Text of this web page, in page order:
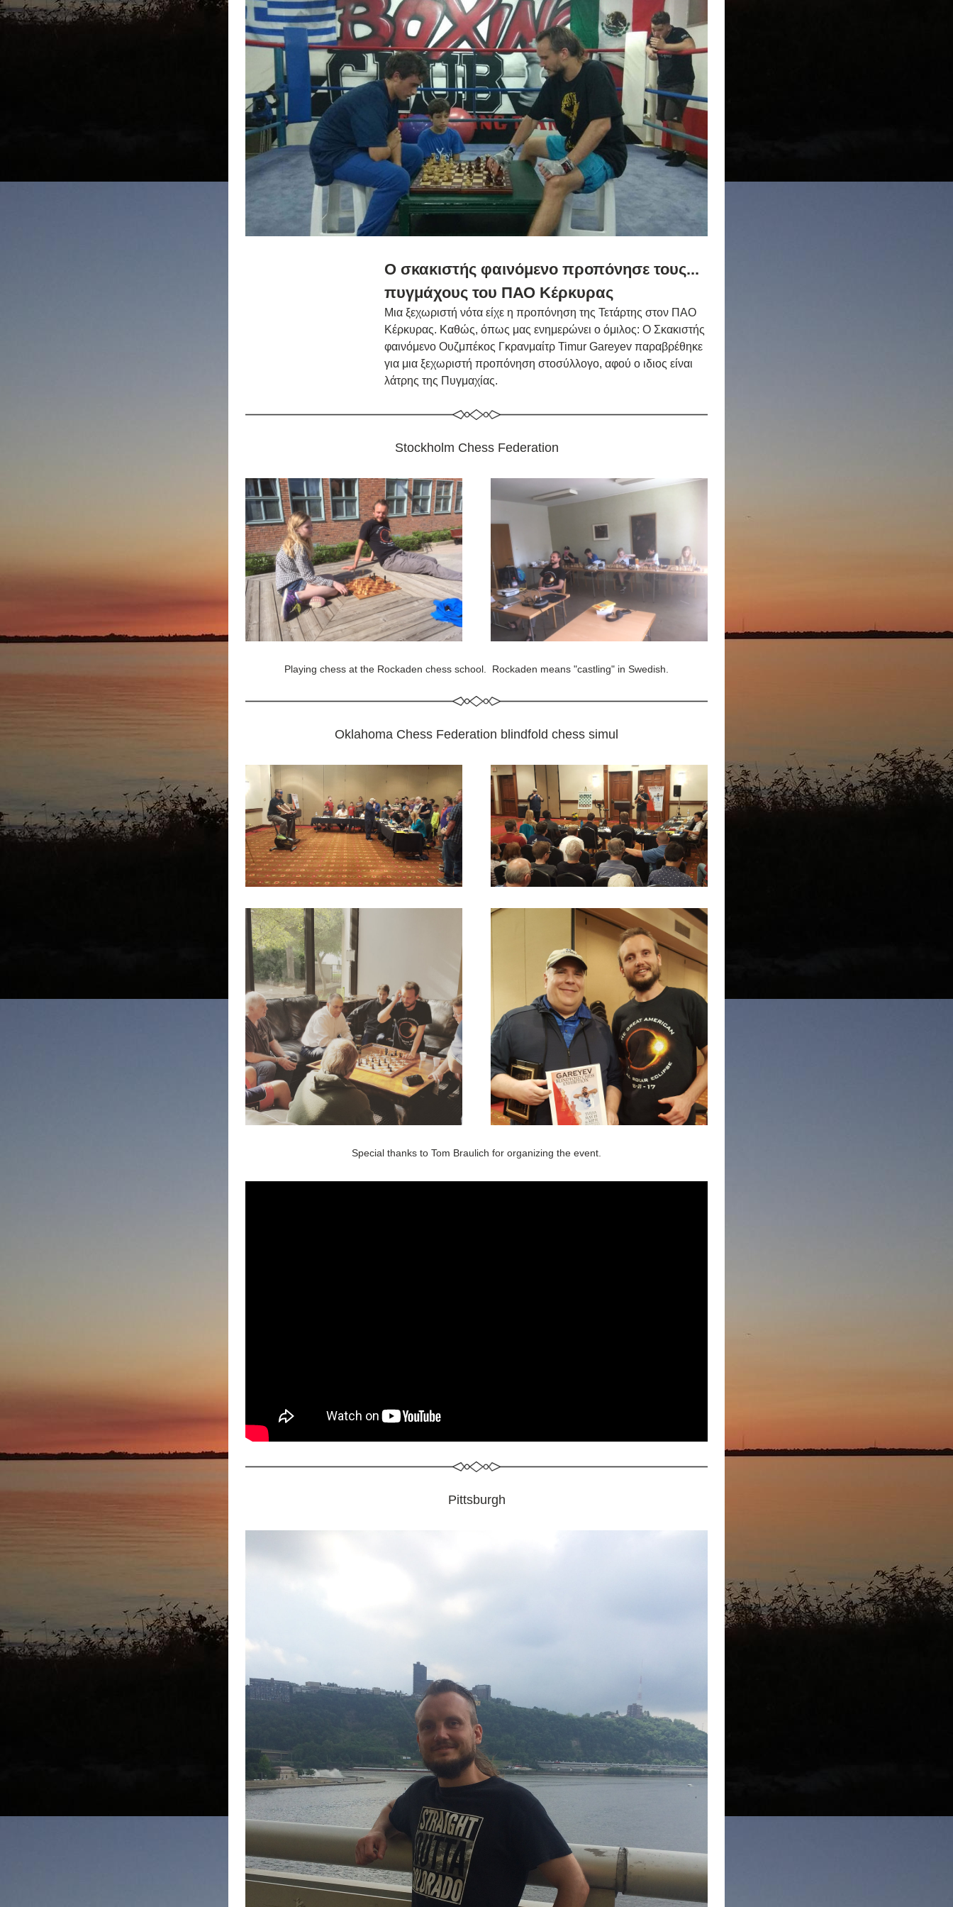
Ο σκακιστής φαινόμενο προπόνησε τους...
πυγμάχους του ΠΑΟ Κέρκυρας
Μια ξεχωριστή νότα είχε η προπόνηση της Τετάρτης στον ΠΑΟ
Κέρκυρας. Καθώς, όπως μας ενημερώνει ο όμιλος: Ο Σκακιστής
φαινόμενο Ουζμπέκος Γκρανμαίτρ Timur Gareyev παραβρέθηκε
για μια ξεχωριστή προπόνηση στοσύλλογο, αφού ο ιδιος είναι
λάτρης της Πυγμαχίας.
Stockholm Chess Federation
Playing chess at the Rockaden chess school.  Rockaden means "castling" in Swedish.
Oklahoma Chess Federation blindfold chess simul
Special thanks to Tom Braulich for organizing the event.
Pittsburgh